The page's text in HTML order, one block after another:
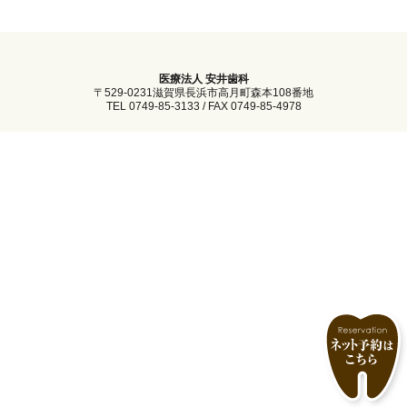
医療法人 安井歯科
〒529-0231滋賀県長浜市高月町森本108番地
TEL 0749-85-3133 / FAX 0749-85-4978